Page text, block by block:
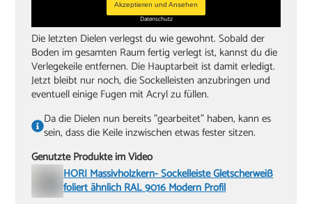
Akzeptieren und Ansehen
Datenschutz
Die letzten Dielen verlegst du wie gewohnt. Sobald der
Boden im gesamten Raum fertig verlegt ist, kannst du die
Verlegekeile entfernen. Die Hauptarbeit ist damit erledigt.
Jetzt bleibt nur noch, die Sockelleisten anzubringen und
eventuell einige Fugen mit Acryl zu füllen.
Da die Dielen nun bereits "gearbeitet" haben, kann es
sein, dass die Keile inzwischen etwas fester sitzen.
Genutzte Produkte im Video
HORI Massivholzkern- Sockelleiste Gletscherweiß
foliert ähnlich RAL 9016 Modern Profil